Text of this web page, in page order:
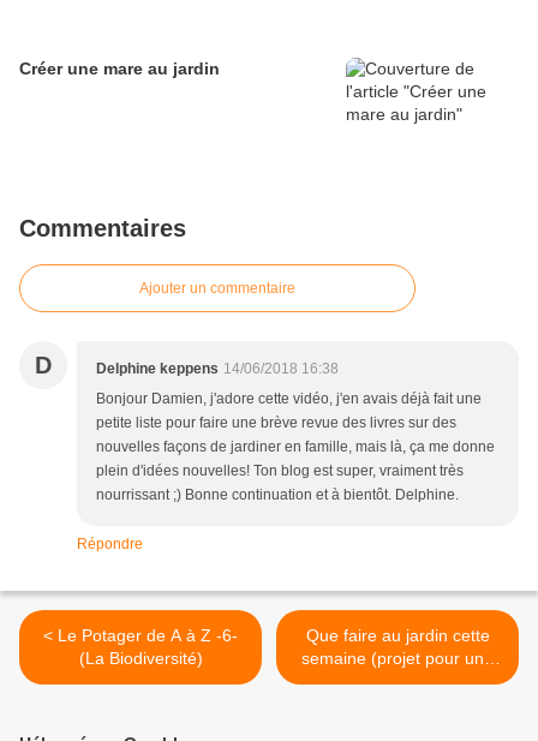
Créer une mare au jardin
Commentaires
Ajouter un commentaire
D Delphine keppens 14/06/2018 16:38
Bonjour Damien, j'adore cette vidéo, j'en avais déjà fait une
petite liste pour faire une brève revue des livres sur des
nouvelles façons de jardiner en famille, mais là, ça me donne
plein d'idées nouvelles! Ton blog est super, vraiment très
nourrissant ;) Bonne continuation et à bientôt. Delphine.
Répondre
< Le Potager de A à Z -6-
(La Biodiversité)
Que faire au jardin cette
semaine (projet pour une
télé locale) >